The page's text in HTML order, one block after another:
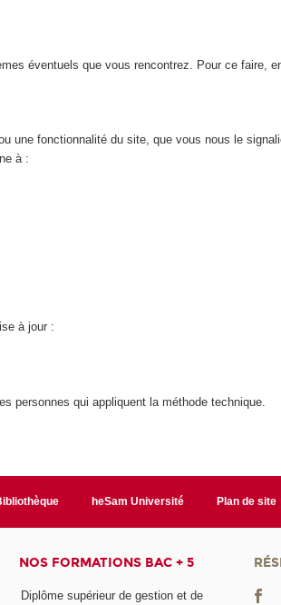
éventuels que vous rencontrez. Pour ce faire,
fonctionnalité du site, que vous nous le
à :
à jour :
personnes qui appliquent la méthode technique.
heSam Université Plan de site
NOS FORMATIONS BAC + 5
Diplôme supérieur de gestion et de